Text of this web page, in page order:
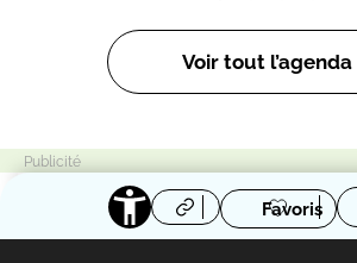
Voir tout l’agenda
Favoris